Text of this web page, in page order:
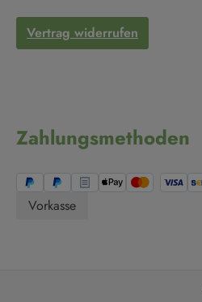
Vertrag widerrufen
Zahlungsmethoden
Vorkasse